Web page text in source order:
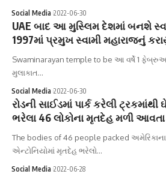
Social Media 2022-06-30
UAE બાદ આ મુસ્લિમ દેશમાં બનશે
1997માં પ્રમુખ સ્વામી મહારાજનું
Swaminarayan temple to be આ વર્ષે 1
મુલાકાત…
Social Media 2022-06-30
રોડની સાઈડમાં પાર્ક કરેલી
ભરેલા 46 લોકોના મૃતદેહ મળી
The bodies of 46 people packed
એન્ટોનિયોમાં મૃતદેહ ભરેલો…
Social Media 2022-06-28